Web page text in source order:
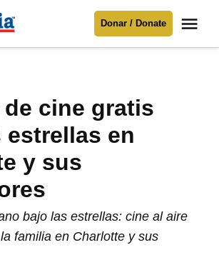
informado necesitamos
Donar
Noticia
Donar / Donate
de cine gratis
estrellas en
y sus
bajo las estrellas: cine al aire
familia en Charlotte y sus